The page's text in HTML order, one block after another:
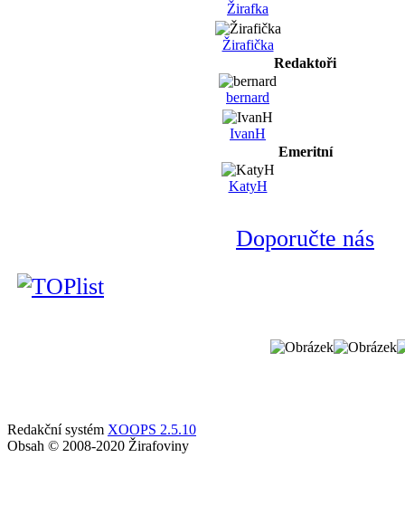
Žirafka
Žirafička
Redaktoři
bernard
IvanH
Emeritní
KatyH
Doporučte nás
Redakční systém XOOPS 2.5.10
Obsah © 2008-2020 Žirafoviny